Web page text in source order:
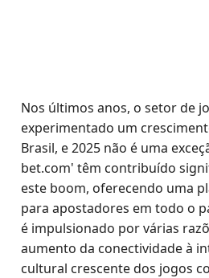
Nos últimos anos, o setor de
experimentado um
Brasil, e 2025 não é uma
bet.com' têm contribuído
este boom, oferecendo uma
para apostadores em todo o
é impulsionado por várias
aumento da conectividade à
cultural crescente dos jogos